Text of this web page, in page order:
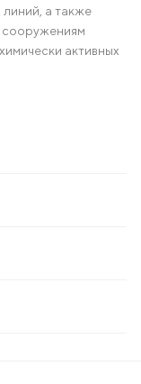
линий, а также
сооружениям
активных